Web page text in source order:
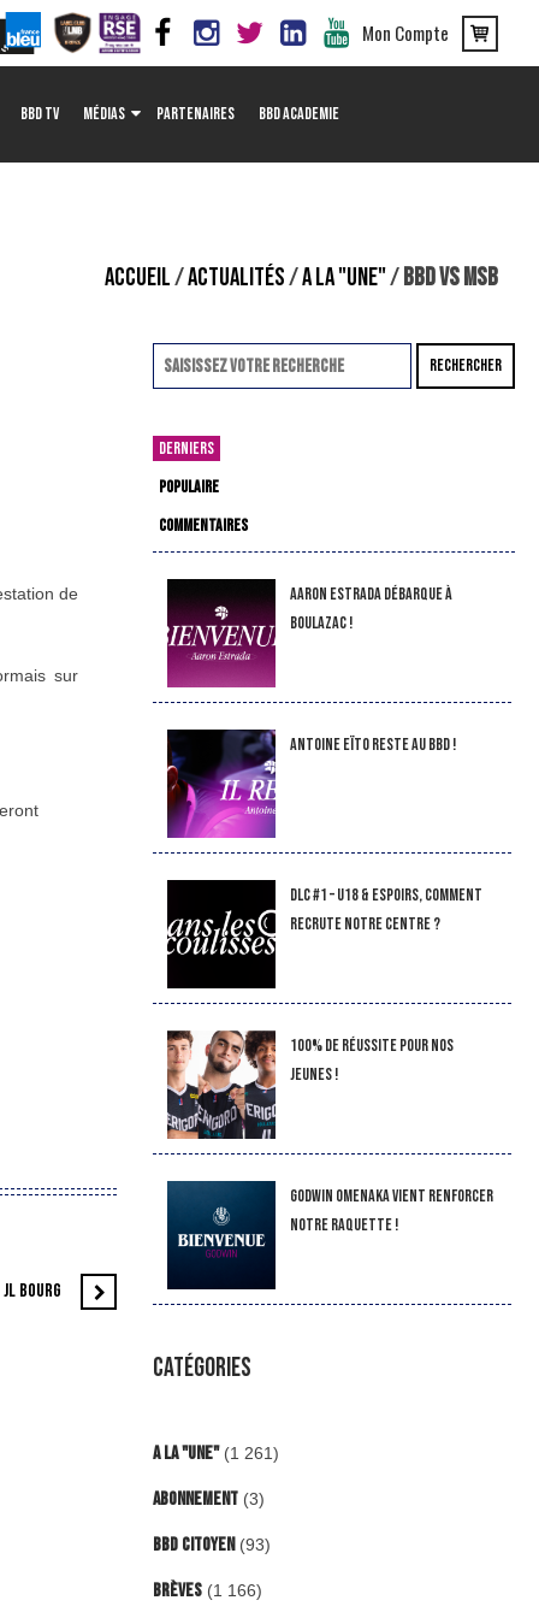
Mon Compte
BBD TV MÉDIAS PARTENAIRES BBD ACADEMIE
ACCUEIL/ACTUALITÉS/A LA "UNE"/ BBD VS MSB
de
sur
BOURG
RECHERCHER
DERNIERS
POPULAIRE
COMMENTAIRES
Aaron Estrada débarque à
Boulazac !
Antoine Eïto reste au BBD !
DLC #1 – U18 & Espoirs, comment
recrute notre Centre ?
100% de réussite pour nos
jeunes !
Godwin Omenaka vient renforcer
notre raquette !
CATÉGORIES
A la "Une"(1 261)
Abonnement(3)
BBD Citoyen (93)
Brèves(1 166)